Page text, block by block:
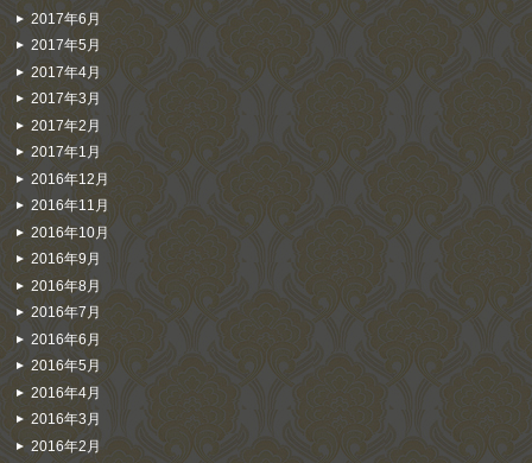
2017年6月
2017年5月
2017年4月
2017年3月
2017年2月
2017年1月
2016年12月
2016年11月
2016年10月
2016年9月
2016年8月
2016年7月
2016年6月
2016年5月
2016年4月
2016年3月
2016年2月